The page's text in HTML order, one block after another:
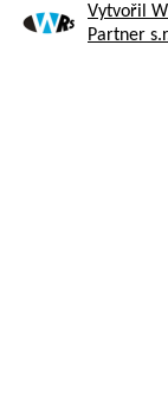
Vytvořil
Partner